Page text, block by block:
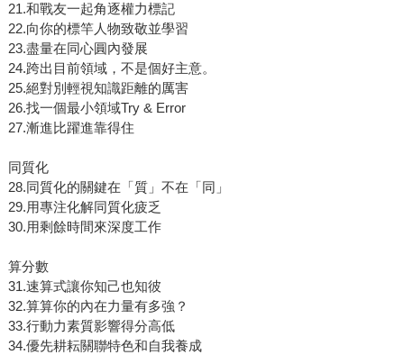
21.和戰友一起角逐權力標記
22.向你的標竿人物致敬並學習
23.盡量在同心圓內發展
24.跨出目前領域，不是個好主意。
25.絕對別輕視知識距離的厲害
26.找一個最小領域Try & Error
27.漸進比躍進靠得住
同質化
28.同質化的關鍵在「質」不在「同」
29.用專注化解同質化疲乏
30.用剩餘時間來深度工作
算分數
31.速算式讓你知己也知彼
32.算算你的內在力量有多強？
33.行動力素質影響得分高低
34.優先耕耘關聯特色和自我養成